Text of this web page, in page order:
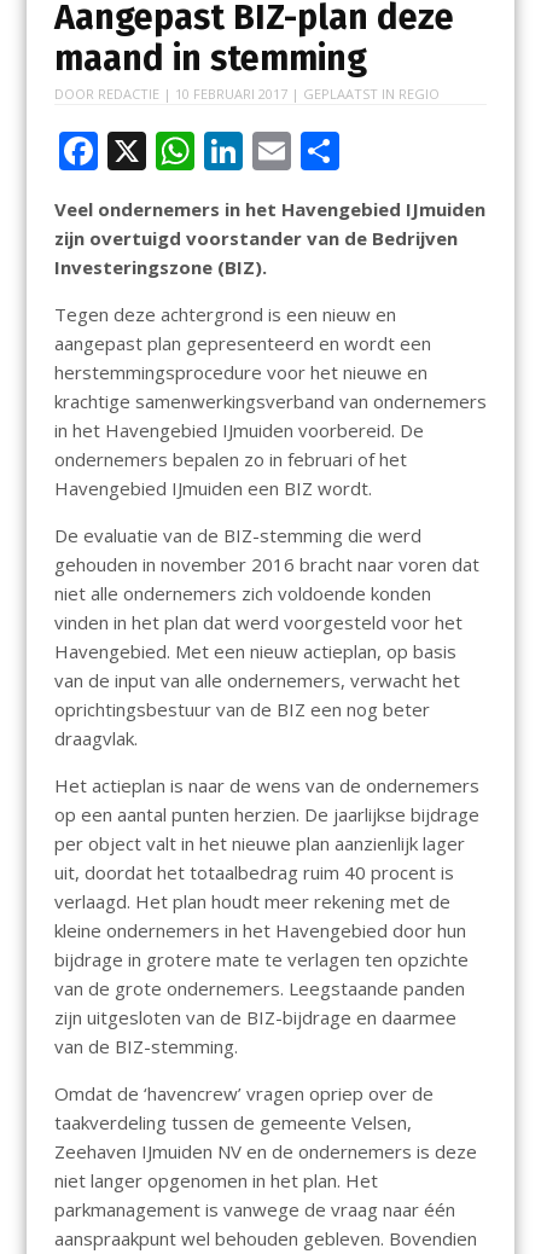
Aangepast BIZ-plan deze
maand in stemming
DOOR REDACTIE | 10 FEBRUARI 2017| GEPLAATST IN REGIO
F
ac
e
b
o
o
k
X W
at
s
A
p
p
Li
n
k
e
dI
n
E
ai
D
el
e
Veel ondernemers in het Havengebied IJmuiden
zijn overtuigd voorstander van de Bedrijven
Investeringszone (BIZ).
Tegen deze achtergrond is een nieuw en
aangepast plan gepresenteerd en wordt een
herstemmingsprocedure voor het nieuwe en
krachtige samenwerkingsverband van ondernemers
in het Havengebied IJmuiden voorbereid. De
ondernemers bepalen zo in februari of het
Havengebied IJmuiden een BIZ wordt.
De evaluatie van de BIZ-stemming die werd
gehouden in november 2016 bracht naar voren dat
niet alle ondernemers zich voldoende konden
vinden in het plan dat werd voorgesteld voor het
Havengebied. Met een nieuw actieplan, op basis
van de input van alle ondernemers, verwacht het
oprichtingsbestuur van de BIZ een nog beter
draagvlak.
Het actieplan is naar de wens van de ondernemers
op een aantal punten herzien. De jaarlijkse bijdrage
per object valt in het nieuwe plan aanzienlijk lager
uit, doordat het totaalbedrag ruim 40 procent is
verlaagd. Het plan houdt meer rekening met de
kleine ondernemers in het Havengebied door hun
bijdrage in grotere mate te verlagen ten opzichte
van de grote ondernemers. Leegstaande panden
zijn uitgesloten van de BIZ-bijdrage en daarmee
van de BIZ-stemming.
Omdat de ‘havencrew’ vragen opriep over de
taakverdeling tussen de gemeente Velsen,
Zeehaven IJmuiden NV en de ondernemers is deze
niet langer opgenomen in het plan. Het
parkmanagement is vanwege de vraag naar één
aanspraakpunt wel behouden gebleven. Bovendien